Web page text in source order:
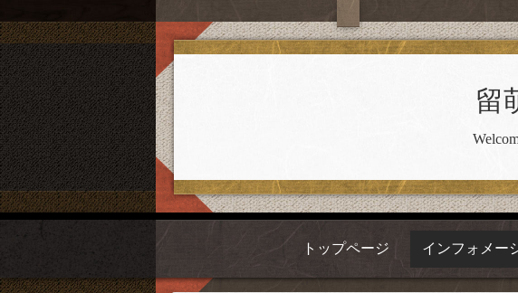
留
トップページ インフォメー